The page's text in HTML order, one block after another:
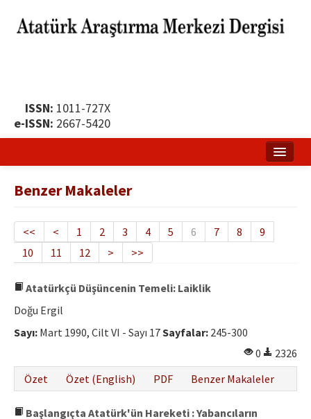
ISSN: 1011-727X
e-ISSN: 2667-5420
Yayın Politikası
Dergi Kurulları
Yayın İlkeleri
Etik İlkeler
Yazar Rehberi
Hakem Rehberi
Benzer Makaleler
<< < 1 2 3 4 5 6 7 8
9
10
11 12 > >>
Atatürkçü Düşüncenin Temeli: Laiklik
Doğu Ergil
Sayı: Mart 1990, Cilt VI - Sayı 17Sayfalar: 245-300
0
2326
Özet
Özet (English) PDF Benzer Makaleler
Başlangıçta Atatürk'ün Hareketi : Yabancıların